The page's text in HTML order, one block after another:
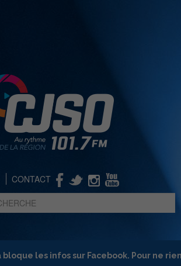
CONTACT
bloque les infos sur Facebook. Pour ne